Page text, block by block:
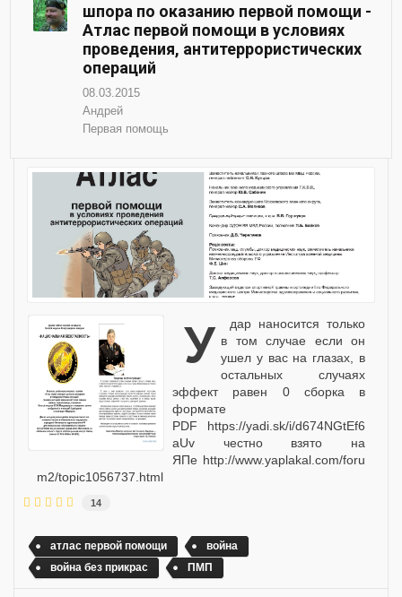
шпора по оказанию первой помощи -
Атлас первой помощи в условиях
проведения, антитеррористических
операций
08.03.2015
Андрей
Первая помощь
удар наносится только в том случае если он
ушел у вас на глазах, в
остальных случаях
эффект равен 0 сборка в
формате
PDF https://yadi.sk/i/d674NGtEf6
aUv честно взято на
ЯПе http://www.yaplakal.com/foru
m2/topic1056737.html
14
атлас первой помощи
война
война без прикрас
ПМП